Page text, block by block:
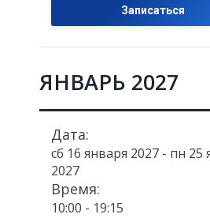
Записаться
ЯНВАРЬ 2027
Дата:
сб 16 января 2027 - пн 25
2027
Время:
10:00 - 19:15